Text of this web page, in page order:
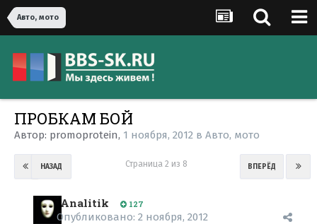
Авто, мото
ПРОБКАМ БОЙ
Автор: promoprotein, 1 ноября, 2012 в Авто, мото
НАЗАД ВПЕРЁД
Страница 2 из 8
Analitik 127
Опубликовано: 2 ноября, 2012